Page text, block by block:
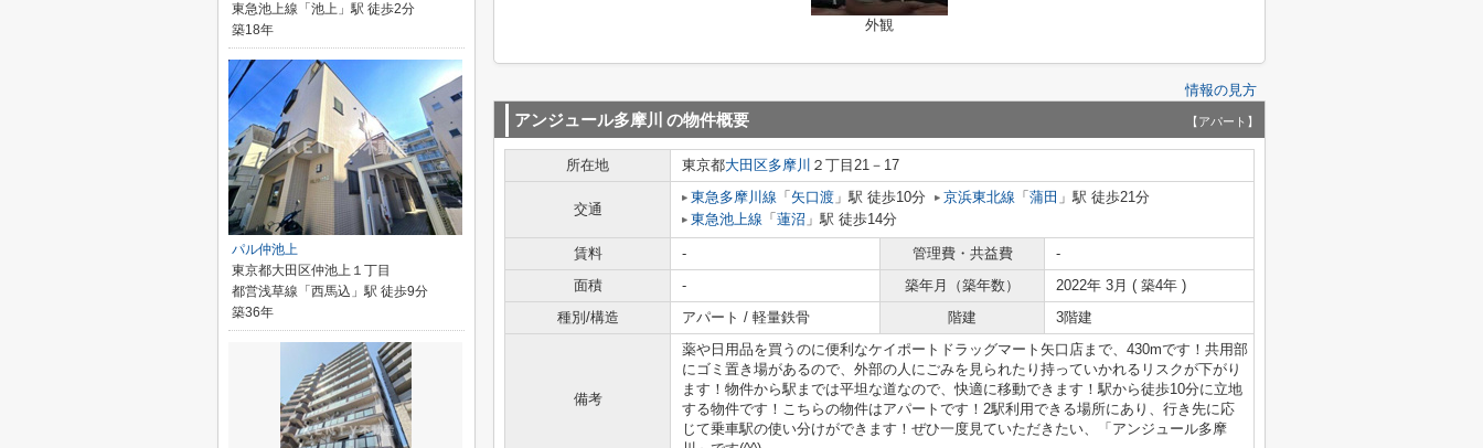
外観
情報の見方
アンジュール多摩川 の物件概要 【アパート】
所在地 東京都大田区多摩川 ２丁目21－17
交通
東急多摩川線 「 矢口渡 」駅 徒歩10分 京浜東北線 「 蒲田 」駅 徒歩21分
東急池上線 「 蓮沼 」駅 徒歩14分
賃料 - 管理費・共益費
-
面積
- 築年月（築年数）
2022年 3月 ( 築4年 )
種別/構造
アパート / 軽量鉄骨 階建 3階建
備考
薬や日用品を買うのに便利なケイポートドラッグマート矢口店まで、430mです！共用部
にゴミ置き場があるので、外部の人にごみを見られたり持っていかれるリスクが下がり
ます！物件から駅までは平坦な道なので、快適に移動できます！駅から徒歩10分に立地
する物件です！こちらの物件はアパートです！2駅利用できる場所にあり、行き先に応
じて乗車駅の使い分けができます！ぜひ一度見ていただきたい、「アンジュール多摩
東急池上線「池上」駅 徒歩2分
築18年
パル仲池上
東京都大田区仲池上１丁目
都営浅草線「西馬込」駅 徒歩9分
築36年